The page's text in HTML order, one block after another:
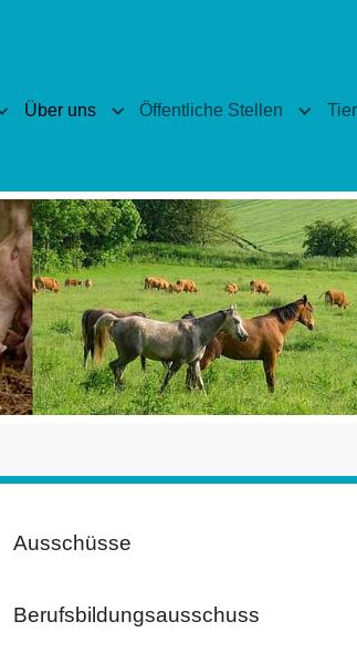
Submenu for "Veranstaltungen"
Über uns
Submenu for "Über uns"
Öffentliche Stellen
Ausschüsse
Berufsbildungsausschuss